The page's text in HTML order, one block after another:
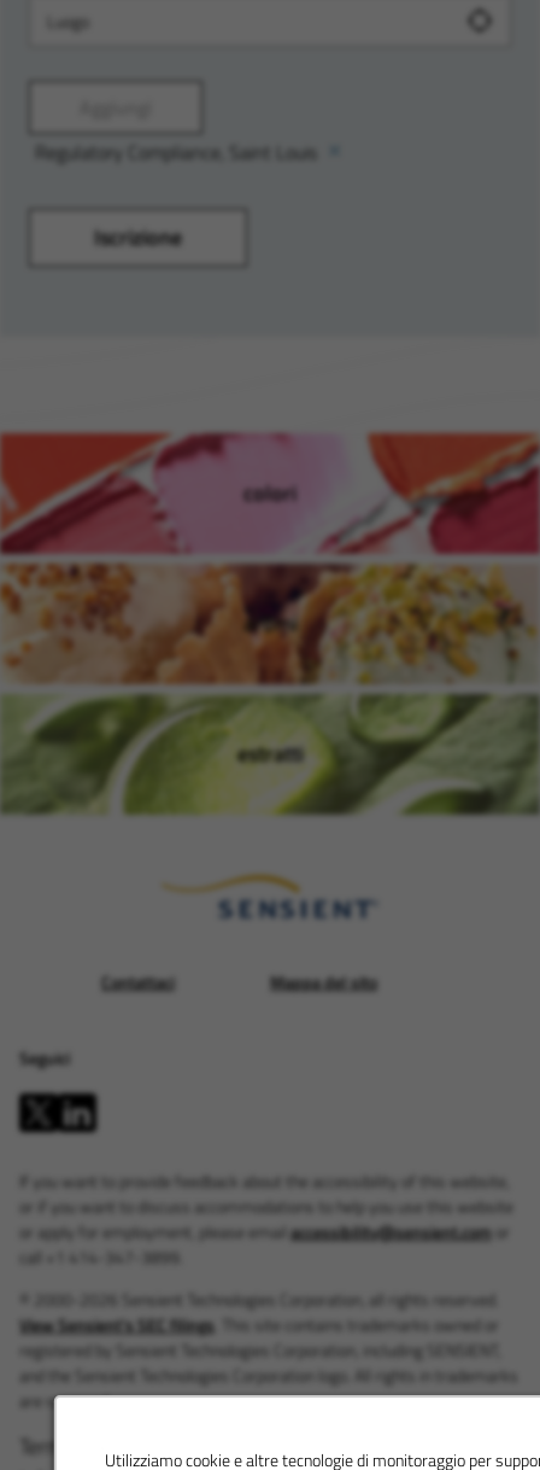
Utilizziamo cookie e altre tecnologie di monitoraggio per
Regulatory Compliance, Saint Louis
Iscrizione
colori(si apre in una nuova
aromi
(si apre in una nuova
estratti(si apre in una nuova
Contattaci Mappa del sito
Seguici
If you want to provide feedback about the accessibility of this website,
or if you want to discuss accommodations to help you use this website
or apply for employment, please email accessibility@sensient.com or
call +1 414-347-3899.
© 2000-2026 Sensient Technologies Corporation, all rights reserved.
View Sensient's SEC filings . This site contains trademarks owned or
registered by Sensient Technologies Corporation, including SENSIENT,
and the Sensient Technologies Corporation logo. All rights in trademarks
are reserved.
Termini del sito Deposito presso la SEC